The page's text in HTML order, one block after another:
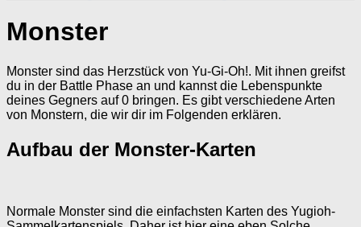
Monster
Monster sind das Herzstück von Yu-Gi-Oh!. Mit ihnen greifst
du in der Battle Phase an und kannst die Lebenspunkte
deines Gegners auf 0 bringen. Es gibt verschiedene Arten
von Monstern, die wir dir im Folgenden erklären.
Aufbau der Monster-Karten
Normale Monster sind die einfachsten Karten des Yugioh-